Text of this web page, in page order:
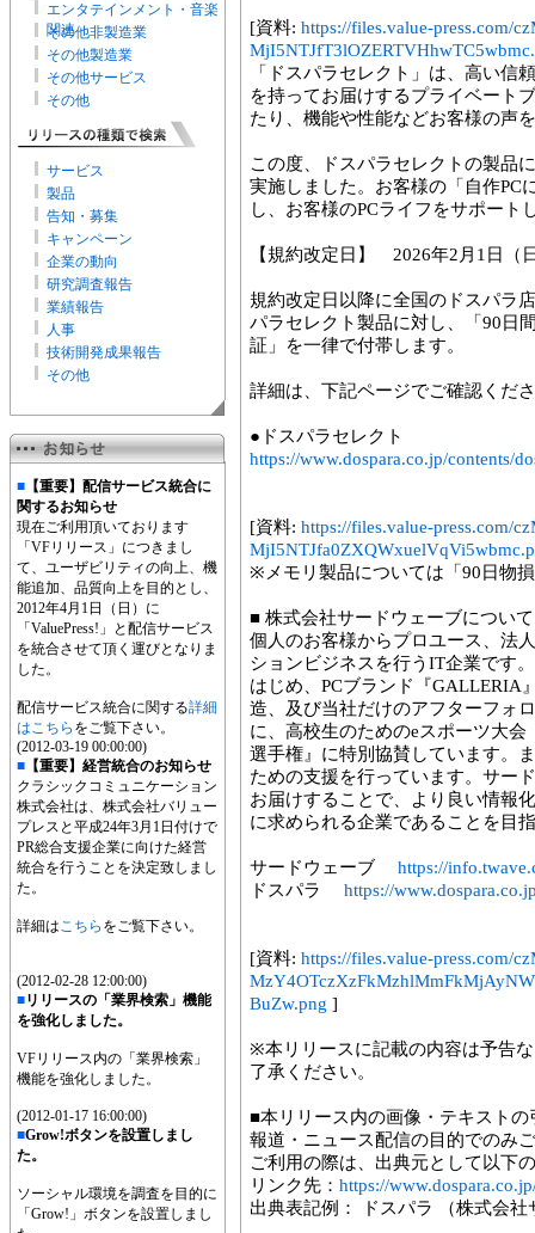
エンタテインメント・音楽
関連
その他非製造業
その他製造業
その他サービス
その他
サービス
製品
告知・募集
キャンペーン
企業の動向
研究調査報告
業績報告
人事
技術開発成果報告
その他
■ 【重要】配信サービス統合に
関するお知らせ
現在ご利用頂いております
「VFリリース」につきまし
て、ユーザビリティの向上、機
能追加、品質向上を目的とし、
2012年4月1日（日）に
「ValuePress!」と配信サービス
を統合させて頂く運びとなりま
した。
配信サービス統合に関する詳細
はこちら をご覧下さい。
(2012-03-19 00:00:00)
■ 【重要】経営統合のお知らせ
クラシックコミュニケーション
株式会社は、株式会社バリュー
プレスと平成24年3月1日付けで
PR総合支援企業に向けた経営
統合を行うことを決定致しまし
た。
詳細はこちら をご覧下さい。
(2012-02-28 12:00:00)
■リリースの「業界検索」機能
を強化しました。
VFリリース内の「業界検索」
機能を強化しました。
(2012-01-17 16:00:00)
■Grow!ボタンを設置しまし
た。
ソーシャル環境を調査を目的に
「Grow!」ボタンを設置しまし
[資料: https://files.value-press.com/
「ドスパラセレクト」は、高い信
を持ってお届けするプライベート
たり、機能や性能などお客様の声
この度、ドスパラセレクトの製品
実施しました。お客様の「自作PC
し、お客様のPCライフをサポート
【規約改定日】 2026年2月1日（
規約改定日以降に全国のドスパラ
パラセレクト製品に対し、「90日
証」を一律で付帯します。
詳細は、下記ページでご確認くだ
●ドスパラセレクト
https://www.dospara.co.jp/contents/
[資料: https://files.value-press.com/
※メモリ製品については「90日物
■ 株式会社サードウェーブについて
個人のお客様からプロユース、法
ションビジネスを行うIT企業です
はじめ、PCブランド『GALLERIA
造、及び当社だけのアフターフォ
に、高校生のためのeスポーツ大会
選手権』に特別協賛しています。
ための支援を行っています。サー
お届けすることで、より良い情報
に求められる企業であることを目
サードウェーブ https://
ドスパラ https://
[資料: https://files.value-press.com/
BuZw.png ]
※本リリースに記載の内容は予告
了承ください。
■本リリース内の画像・テキスト
報道・ニュース配信の目的でのみ
ご利用の際は、出典元として以下
リンク先： https://
出典表記例： ドスパラ （株式会社